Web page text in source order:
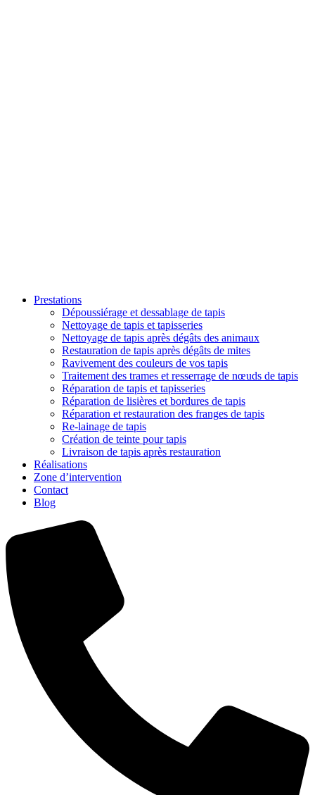
Prestations
Dépoussiérage et dessablage de tapis
Nettoyage de tapis et tapisseries
Nettoyage de tapis après dégâts des animaux
Restauration de tapis après dégâts de mites
Ravivement des couleurs de vos tapis
Traitement des trames et resserrage de nœuds de tapis
Réparation de tapis et tapisseries
Réparation de lisières et bordures de tapis
Réparation et restauration des franges de tapis
Re-lainage de tapis
Création de teinte pour tapis
Livraison de tapis après restauration
Réalisations
Zone d’intervention
Contact
Blog